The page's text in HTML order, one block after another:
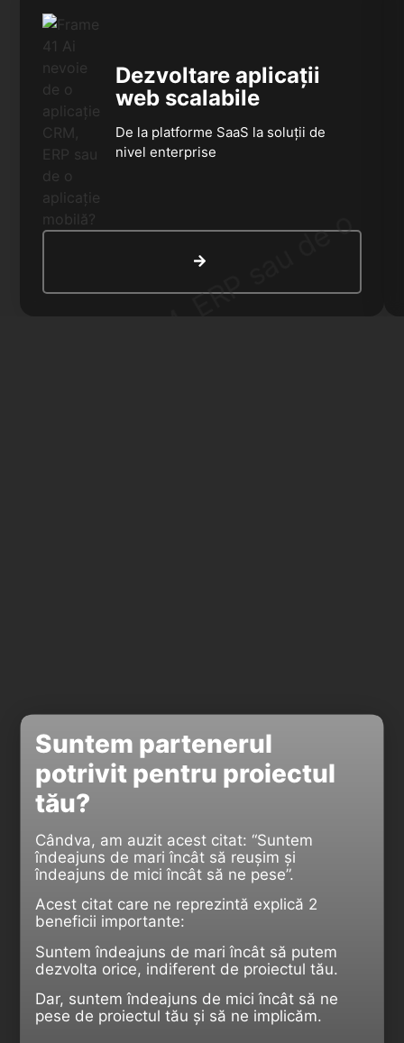
Dezvoltare aplicații
web scalabile
De la platforme SaaS la soluții de
nivel enterprise
Suntem partenerul
potrivit pentru proiectul
tău?
Cândva, am auzit acest citat: “Suntem
îndeajuns de mari încât să reușim și
îndeajuns de mici încât să ne pese”.
Acest citat care ne reprezintă explică 2
beneficii importante:
Suntem îndeajuns de mari încât să putem
dezvolta orice, indiferent de proiectul tău.
Dar, suntem îndeajuns de mici încât să ne
pese de proiectul tău și să ne implicăm.